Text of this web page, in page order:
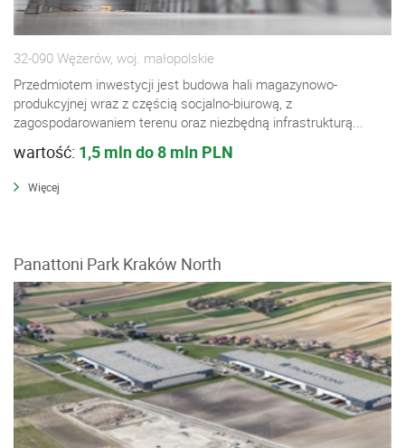
32-090 Wężerów, woj. małopolskie
Przedmiotem inwestycji jest budowa hali magazynowo-
produkcyjnej wraz z częścią socjalno-biurową, z
zagospodarowaniem terenu oraz niezbędną infrastrukturą...
wartość: 1,5 mln do 8 mln PLN
Więcej
Panattoni Park Kraków North